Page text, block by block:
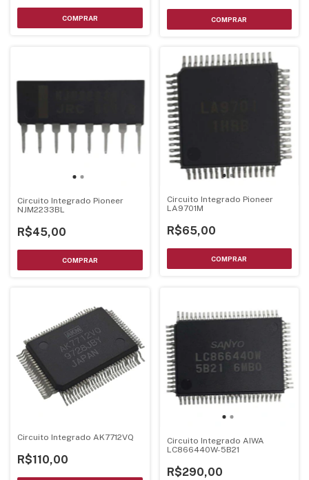
Circuito Integrado Pioneer
NJM2233BL
R$45,00
Circuito Integrado Pioneer
LA9701M
R$65,00
Circuito Integrado AK7712VQ
R$110,00
Circuito Integrado AIWA
LC866440W-5B21
R$290,00